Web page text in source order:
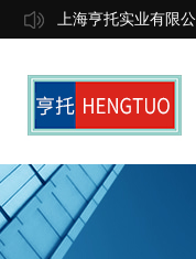
上海亨托实业有限